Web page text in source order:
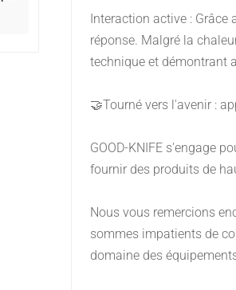
Interaction active :
réponse. Malgré la
technique et démontrant
🤝Tourné vers l'avenir :
GOOD-KNIFE s'engage
fournir des produits de
Nous vous remercions
sommes impatients de
domaine des